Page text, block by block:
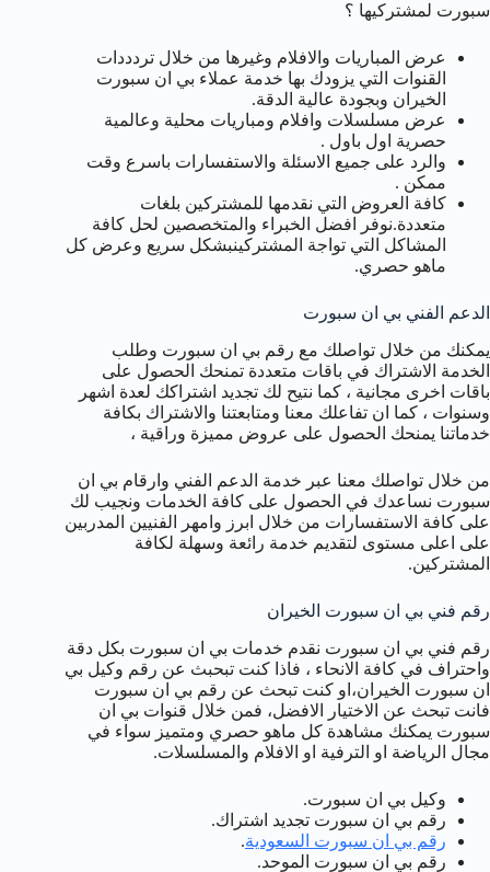
سبورت لمشتركيها ؟
عرض المباريات والافلام وغيرها من خلال تردددات
القنوات التي يزودك بها خدمة عملاء بي ان سبورت
الخيران وبجودة عالية الدقة.
عرض مسلسلات وافلام ومباريات محلية وعالمية
حصرية اول باول .
والرد على جميع الاسئلة والاستفسارات باسرع وقت
ممكن .
كافة العروض التي نقدمها للمشتركين بلغات
متعددة.نوفر افضل الخبراء والمتخصصين لحل كافة
المشاكل التي تواجة المشتركينبشكل سريع وعرض كل
ماهو حصري.
الدعم الفني بي ان سبورت
يمكنك من خلال تواصلك مع رقم بي ان سبورت وطلب
الخدمة الاشتراك في باقات متعددة تمنحك الحصول على
باقات اخرى مجانية ، كما نتيح لك تجديد اشتراكك لعدة اشهر
وسنوات ، كما ان تفاعلك معنا ومتابعتنا والاشتراك بكافة
خدماتنا يمنحك الحصول على عروض مميزة وراقية ،
من خلال تواصلك معنا عبر خدمة الدعم الفني وارقام بي ان
سبورت نساعدك في الحصول على كافة الخدمات ونجيب لك
على كافة الاستفسارات من خلال ابرز وامهر الفنيين المدربين
على اعلى مستوى لتقديم خدمة رائعة وسهلة لكافة
المشتركين.
رقم فني بي ان سبورت الخيران
رقم فني بي ان سبورت نقدم خدمات بي ان سبورت بكل دقة
واحتراف في كافة الانحاء ، فاذا كنت تبحبث عن رقم وكيل بي
ان سبورت الخيران،او كنت تبحث عن رقم بي ان سبورت
فانت تبحث عن الاختيار الافضل، فمن خلال قنوات بي ان
سبورت يمكنك مشاهدة كل ماهو حصري ومتميز سواء في
مجال الرياضة او الترفية او الافلام والمسلسلات.
وكيل بي ان سبورت.
رقم بي ان سبورت تجديد اشتراك.
رقم بي ان سبورت السعودية.
رقم بي ان سبورت الموحد.